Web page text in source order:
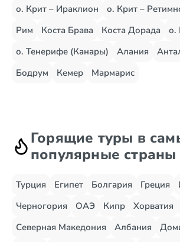
о. Крит – Ираклион
о. Крит –
Рим
Коста Брава Коста Дорада
о.
о. Тенерифе (Канары)
Алания
Бодрум
Кемер Мармарис
Горящие туры в
популярные страны
Турция Египет Болгария Греция
Черногория
ОАЭ Кипр Хорватия
Северная Македония
Албания